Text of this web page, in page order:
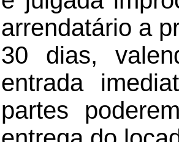
arrendatário a
30 dias,
entrada
partes